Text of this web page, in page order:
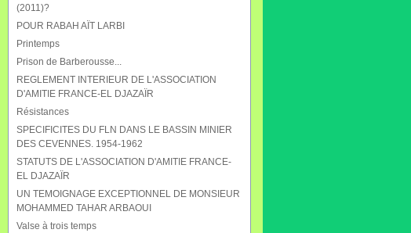
(2011)?
POUR RABAH AÏT LARBI
Printemps
Prison de Barberousse...
REGLEMENT INTERIEUR DE L'ASSOCIATION
D'AMITIE FRANCE-EL DJAZAÏR
Résistances
SPECIFICITES DU FLN DANS LE BASSIN MINIER
DES CEVENNES. 1954-1962
STATUTS DE L'ASSOCIATION D'AMITIE FRANCE-
EL DJAZAÏR
UN TEMOIGNAGE EXCEPTIONNEL DE MONSIEUR
MOHAMMED TAHAR ARBAOUI
Valse à trois temps